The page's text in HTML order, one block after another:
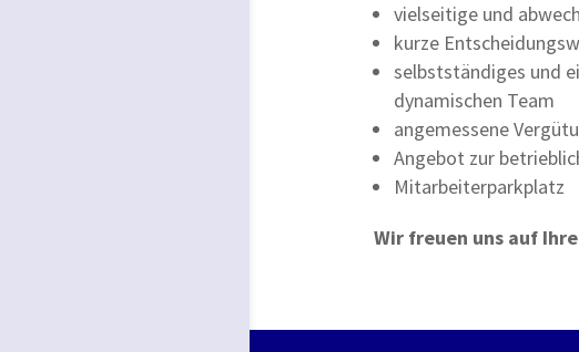
vielseitige und
kurze
selbstständiges und
dynamischen Team
angemessene
Angebot zur
Mitarbeiterparkplatz
Wir freuen uns auf